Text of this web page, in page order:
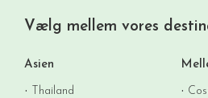
Vælg mellem vores
Asien
Thailand